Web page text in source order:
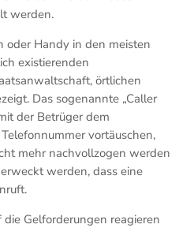
werden.
oder Handy in den meisten
existierenden
örtlichen
Das sogenannte „Caller
der Betrüger dem
vortäuschen,
mehr nachvollzogen werden
werden, dass eine
Gelforderungen reagieren